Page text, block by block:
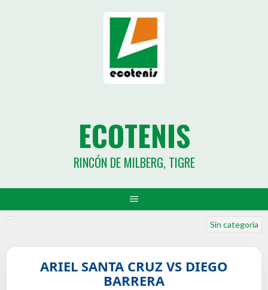
ECOTENIS
RINCÓN DE MILBERG, TIGRE
Sin categoría
ARIEL SANTA CRUZ VS DIEGO
BARRERA